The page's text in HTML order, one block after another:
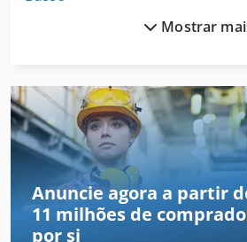
Componente De
Design De Interiores
Dispositivo De Ultra-Som
Elementos De Amortecedores
Mostrar
Anuncie agora a partir
11 milhões de
por si